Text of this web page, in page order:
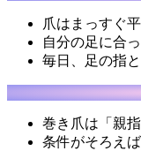
爪はまっすぐ
自分の足に合
毎日、足の指
巻き爪は「親
条件がそろえ